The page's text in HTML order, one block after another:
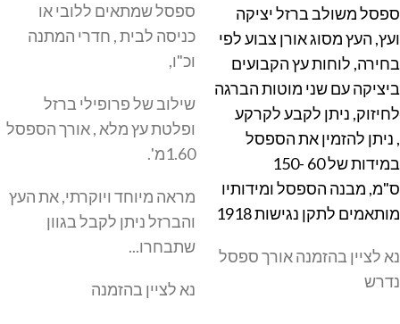
ספסל משולב ברזל יציקה
ועץ, העץ מסוג אורן צבוע לפי
בחירה, לוחות עץ הקבועים
ביציקה עם שני מוטות הברגה
לחיזוק, ניתן לקבע לקרקע
, ניתן להזמין את הספסל
במידות של 60 -150
ס"מ, מבנה הספסל ומידותיו
מותאמים לתקן נגישות 1918
נא לציין בהזמנה אורך ספסל
נדרש
ספסל שמתאים ללובי או
כניסה לבית , חדרי המתנה
וכ"ו,
שילוב של פרופילי ברזל
ופלטת עץ מלא , אורך הספסל
1.60מ'.
מראה מיוחד ויוקרתי, את העץ
והברזל ניתן לקבל בגוון
שתבחרו...
נא לציין בהזמנה